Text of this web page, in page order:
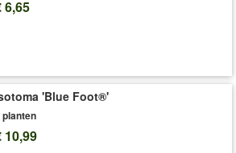
I
6,65
'Blue Foot®'
planten
10,99